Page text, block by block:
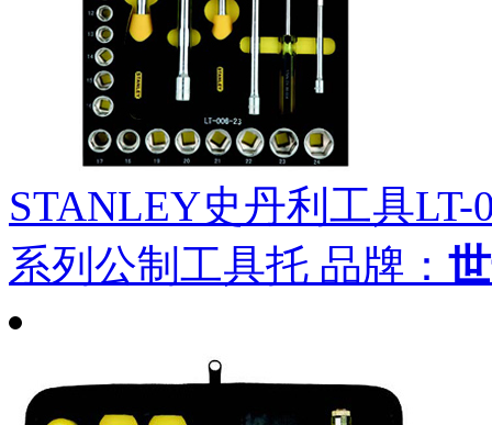
STANLEY史丹利工具LT-
系列公制工具托 品牌：